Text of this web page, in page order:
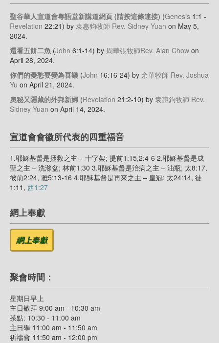
聖谷華人宣道會粵語堂新講道網頁 (請按這條連接) (Genesis 1:1 -
Revelation 22:21) by 袁惠鈞牧師 Rev. Sidney Yuan on May 5,
2024.
還看五餅二魚 (John 6:1-14) by 周華張牧師Rev. Alan Chow on
April 28, 2024.
你們的憂愁要變為喜樂 (John 16:16-24) by 余華牧師 Rev. Joshua
Yu on April 21, 2024.
奧秘又隱藏的外邦新婦 (Revelation 21:2-10) by 袁惠鈞牧師 Rev.
Sidney Yuan on April 14, 2024.
宣道會會徽所代表的四重福音
1.耶穌基督是拯救之主 – 十字架; 提前1:15,2:4-6 2.耶穌基督是成
聖之主 – 洗滌盆; 林前1:30 3.耶穌基督是治病之主 – 油瓶; 太8:17,
彼前2:24, 雅5:13-16 4.耶穌基督是再來之主 – 皇冠; 太24:14, 徒
1:11, 西1:27
網上奉獻
聚會時間：
星期日早上
主日敬拜 9:00 am - 10:30 am
茶點: 10:30 - 11:00 am
主日學 11:00 am - 11:50 am
祈禱會 11:50 am - 12:00 pm